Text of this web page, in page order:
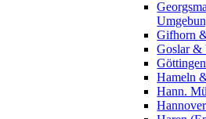
Gifhorn
Goslar &
Hameln
Hann.